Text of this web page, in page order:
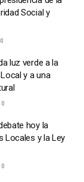
Social y
0
luz verde a la
y a una
0
hoy la
Locales y la Ley
0